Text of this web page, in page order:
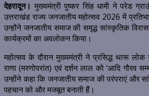
देहरादून। मुख्यमंत्री पुष्कर सिंह धामी ने परेड
उत्तराखंड राज्य जनजातीय महोत्सव 2026 में
उन्होंने जनजातीय समाज की समृद्ध सांस्कृतिक
कार्यक्रमों का अवलोकन किया।
महोत्सव के दौरान मुख्यमंत्री ने प्रसिद्ध थारू लोक
राणा (मरणोपरांत) एवं दर्शन लाल को ‘आदि गौरव
उन्होंने कहा कि जनजातीय समाज की परंपराएं और
पहचान को और मजबूत बनाती हैं।